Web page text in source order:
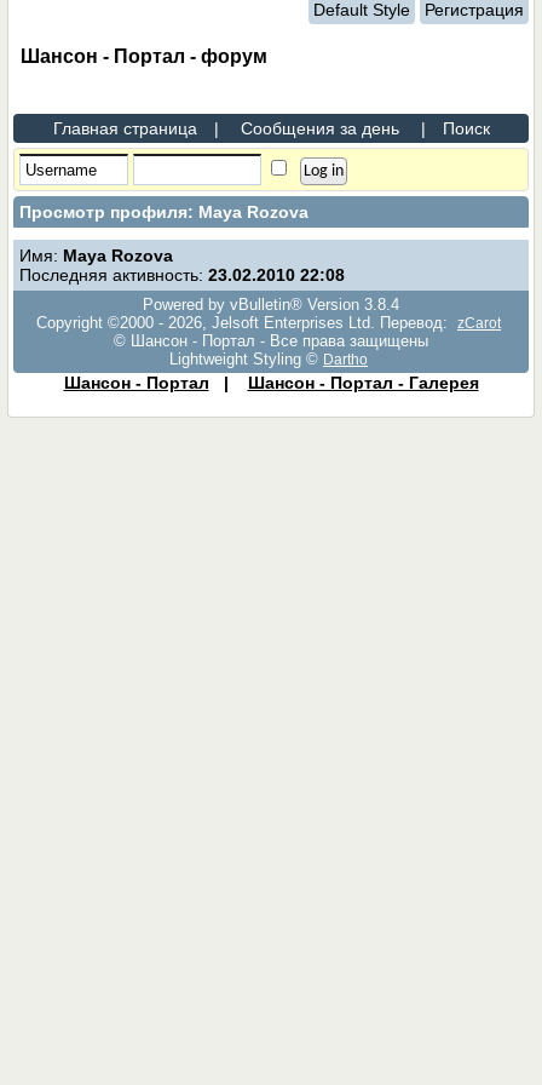
Default Style Регистрация
Шансон - Портал - форум
Главная страница | Сообщения за день | Поиск
Просмотр профиля: Maya Rozova
Имя: Maya Rozova
Последняя активность: 23.02.201022:08
Powered by vBulletin® Version 3.8.4
Copyright ©2000 - 2026, Jelsoft Enterprises Ltd. Перевод:
zCarot
© Шансон - Портал - Все права защищены
Lightweight Styling © Dartho
Шансон - Портал | Шансон - Портал - Галерея